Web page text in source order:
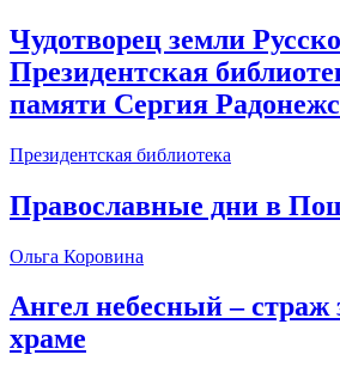
Чудотворец земли
Президентская
памяти Сергия
Президентская библиотека
Православные дни в
Ольга Коровина
Ангел небесный – страж
храме